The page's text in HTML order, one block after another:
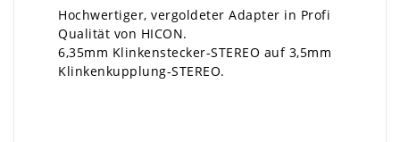
Hochwertiger, vergoldeter Adapter in Profi
Qualität von HICON.
6,35mm Klinkenstecker-STEREO auf 3,5mm
Klinkenkupplung-STEREO.